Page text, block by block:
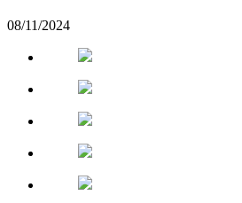
08/11/2024